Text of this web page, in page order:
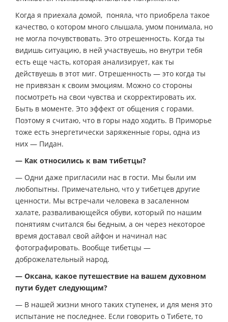
Когда я приехала домой, поняла, что приобрела такое
качество, о котором много слышала, умом понимала, но
не могла почувствовать. Это отрешенность. Когда ты
видишь ситуацию, в ней участвуешь, но внутри тебя
есть еще часть, которая анализирует, как ты
действуешь в этот миг. Отрешенность — это когда ты
не привязан к своим эмоциям. Можно со стороны
посмотреть на свои чувства и скорректировать их.
Быть в моменте. Это эффект от общения с горами.
Поэтому я считаю, что в горы надо ходить. В Приморье
тоже есть энергетически заряженные горы, одна из
них — Пидан.
— Как относились к вам тибетцы?
— Одни даже пригласили нас в гости. Мы были им
любопытны. Примечательно, что у тибетцев другие
ценности. Мы встречали человека в засаленном
халате, разваливающейся обуви, который по нашим
понятиям считался бы бедным, а он через некоторое
время доставал свой айфон и начинал нас
фотографировать. Вообще тибетцы —
доброжелательный народ.
— Оксана, какое путешествие на вашем духовном
пути будет следующим?
— В нашей жизни много таких ступенек, и для меня это
испытание не последнее. Если говорить о Тибете, то